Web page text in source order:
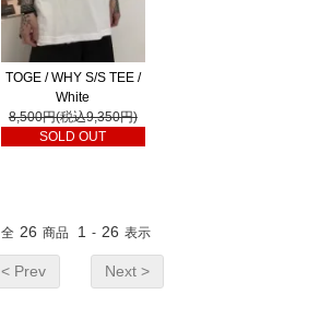
TOGE / WHY S/S TEE /
White
8,500円(税込9,350円)
SOLD OUT
全 26 商品 1 - 26 表示
< Prev Next >